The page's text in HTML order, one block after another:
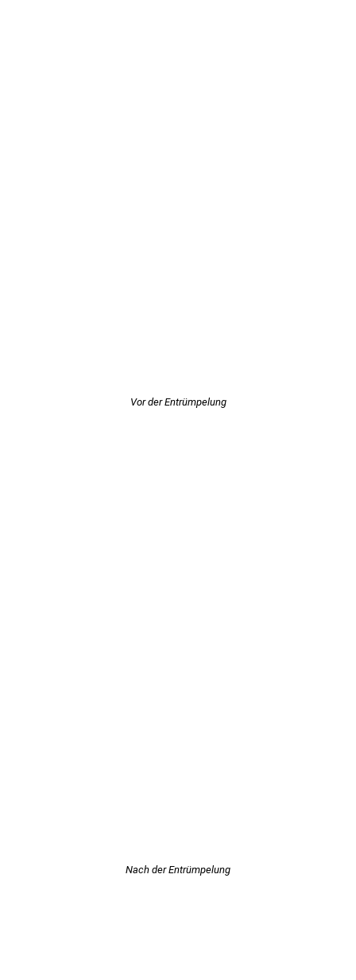
Vor der Entrümpelung
Nach der Entrümpelung